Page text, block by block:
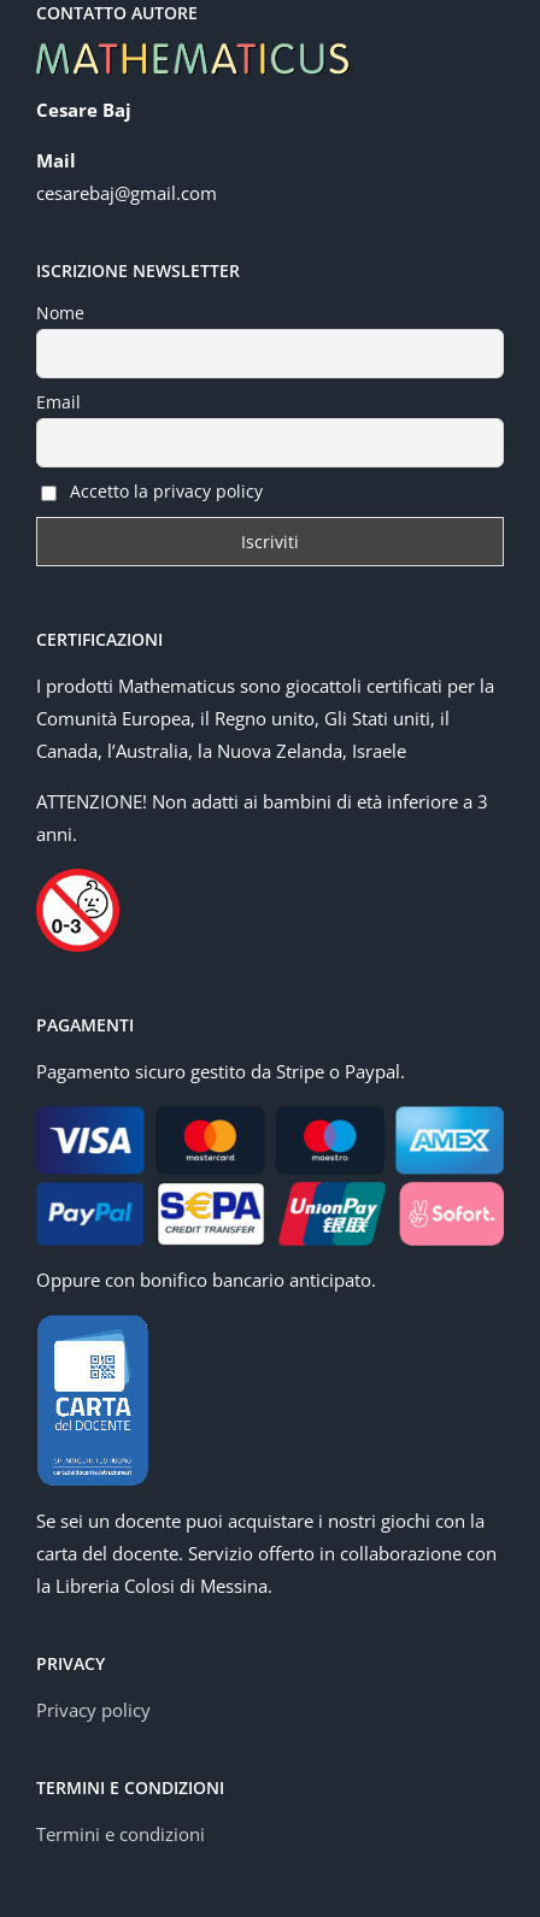
CONTATTO AUTORE
Cesare Baj
Mail
cesarebaj@gmail.com
ISCRIZIONE NEWSLETTER
Nome
Email
Accetto la privacy policy
CERTIFICAZIONI
I prodotti Mathematicus sono giocattoli certificati per la
Comunità Europea, il Regno unito, Gli Stati uniti, il
Canada, l’Australia, la Nuova Zelanda, Israele
ATTENZIONE! Non adatti ai bambini di età inferiore a 3
anni.
PAGAMENTI
Pagamento sicuro gestito da Stripe o Paypal.
Oppure con bonifico bancario anticipato.
Se sei un docente puoi acquistare i nostri giochi con la
carta del docente. Servizio offerto in collaborazione con
la Libreria Colosi di Messina.
PRIVACY
Privacy policy
TERMINI E CONDIZIONI
Termini e condizioni